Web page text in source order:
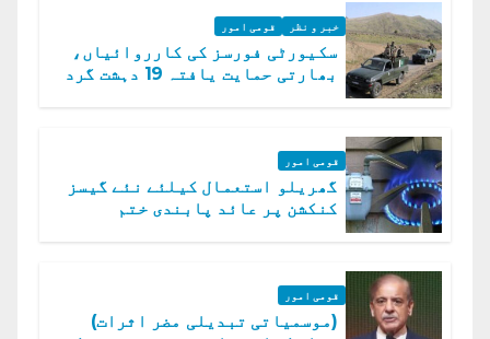
خبر و نظر قومی امور
سکیورٹی فورسز کی کارروائیاں،
بھارتی حمایت یافتہ 19 دہشت گرد
قومی امور
گھریلو استعمال کیلئے نئے گیسز
کنکشن پر عائد پابندی ختم
قومی امور
(موسمیاتی تبدیلی مضر اثرات)